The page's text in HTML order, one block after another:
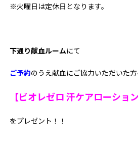
※火曜日は定休日となります。
下通り献血ルームにて
ご予約のうえ献血にご協力いただいた
【ビオレゼロ 汗ケアローション
をプレゼント！！